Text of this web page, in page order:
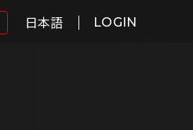
日本語 LOGIN